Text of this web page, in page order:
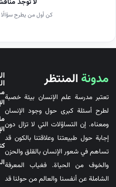
لا توجد
كن أول من يطرح
مدونة المنتظر
تعتبر مدرسة علم الإنسان بيئة خصبة
لطرح أسئلة كبرى حول وجود الإنسان
ومعناه. إن التساؤلات التي لا تزال دون
إجابة حول طبيعتنا وعلاقتنا بالكون قد
تساهم في شعور الإنسان بالقلق والحزن
والخوف من الحياة. فغياب المعرفة
الشاملة عن أنفسنا والعالم من حولنا قد